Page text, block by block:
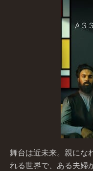
舞台は近未来。親にな
れる世界で、ある夫婦